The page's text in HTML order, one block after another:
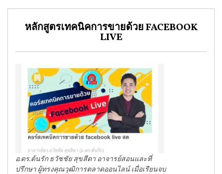
หลักสูตรเทคนิคการขายด้วย FACEBOOK
LIVE
อ.ดร.ต้นรัก ธวัชชัย สุขสีดา อาจารย์สอนและที่
ปรึกษา ผู้ทรงคุณวุฒิการตลาดออนไลน์ เมื่อเรียนจบ